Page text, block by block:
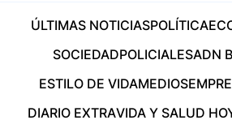
ÚLTIMAS NOTICIASPOLÍTICA
SOCIEDADPOLICIALESADN
ESTILO DE VIDAMEDIOS
DIARIO EXTRAVIDA Y SALUD